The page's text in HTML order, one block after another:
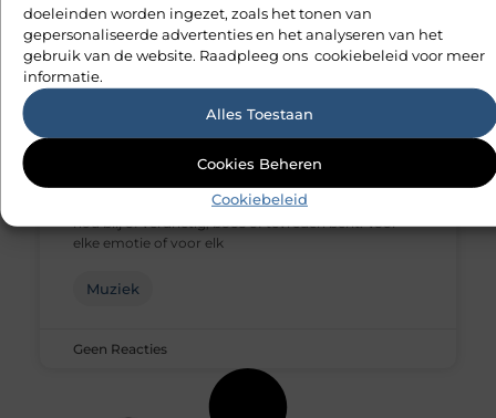
doeleinden worden ingezet, zoals het tonen van
gepersonaliseerde advertenties en het analyseren van het
gebruik van de website. Raadpleeg ons cookiebeleid voor meer
informatie.
Alles Toestaan
Cookies Beheren
Cookiebeleid
meer kleur te geven.
Muziek is mooi, muziek past bij elke emotie of je
nou blij of verdrietig, boos of tevreden bent. Voor
elke emotie of voor elk
Muziek
Geen Reacties